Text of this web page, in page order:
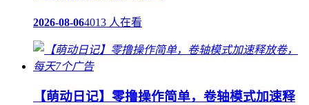
2026-08-064013 人在看
【萌动日记】零撸操作简单，卷轴模式加速释